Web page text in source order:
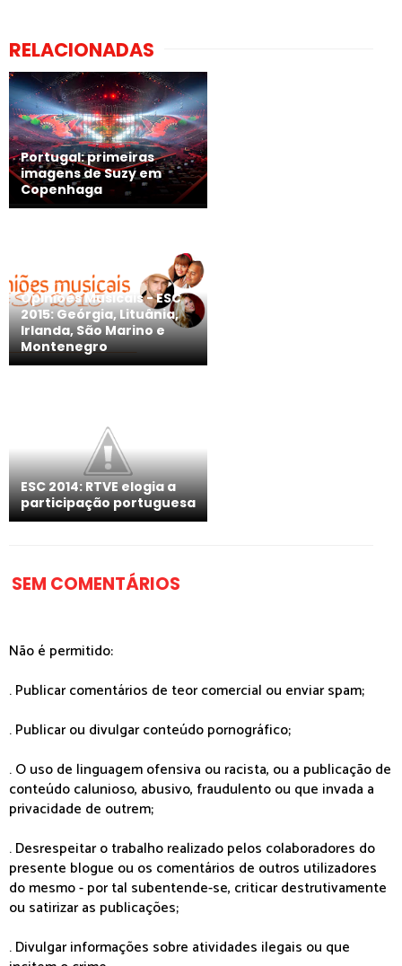
RELACIONADAS
Portugal: primeiras
imagens de Suzy em
Copenhaga
Opiniões Musicais - ESC
2015: Geórgia, Lituânia,
Irlanda, São Marino e
Montenegro
ESC 2014: RTVE elogia a
participação portuguesa
SEM COMENTÁRIOS
Não é permitido:
. Publicar comentários de teor comercial ou enviar spam;
. Publicar ou divulgar conteúdo pornográfico;
. O uso de linguagem ofensiva ou racista, ou a publicação de
conteúdo calunioso, abusivo, fraudulento ou que invada a
privacidade de outrem;
. Desrespeitar o trabalho realizado pelos colaboradores do
presente blogue ou os comentários de outros utilizadores
do mesmo - por tal subentende-se, criticar destrutivamente
ou satirizar as publicações;
. Divulgar informações sobre atividades ilegais ou que